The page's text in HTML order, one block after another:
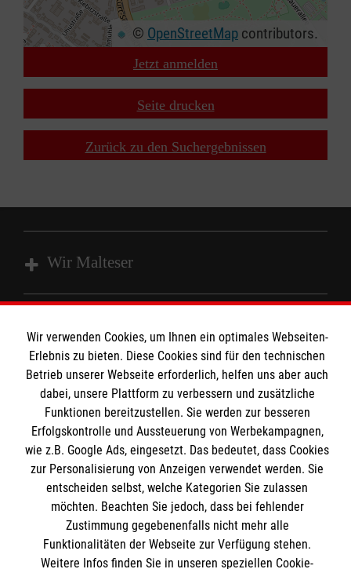
© OpenStreetMap contributors.
Jetzt anmelden
Seite drucken
Zurück zu den Suchergebnissen
Wir Malteser
Das MBZ Westfalen
Wir Malteser
Informationen
Downloads
Kontakt
Impressum
Datenschutz
Barrierefreiheit
Malteser online
Malteserorden
Malteser International
Mediathek
Spendenkonto
Wir verwenden Cookies, um Ihnen ein optimales Webseiten-
Erlebnis zu bieten. Diese Cookies sind für den technischen
Betrieb unserer Webseite erforderlich, helfen uns aber auch
dabei, unsere Plattform zu verbessern und zusätzliche
Funktionen bereitzustellen. Sie werden zur besseren
Erfolgskontrolle und Aussteuerung von Werbekampagnen,
wie z.B. Google Ads, eingesetzt. Das bedeutet, dass Cookies
zur Personalisierung von Anzeigen verwendet werden. Sie
entscheiden selbst, welche Kategorien Sie zulassen
möchten. Beachten Sie jedoch, dass bei fehlender
Zustimmung gegebenenfalls nicht mehr alle
Funktionalitäten der Webseite zur Verfügung stehen.
Weitere Infos finden Sie in unseren speziellen Cookie-